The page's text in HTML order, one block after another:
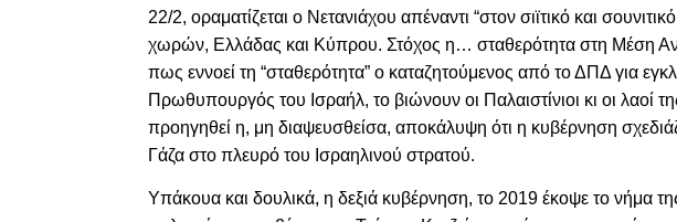
22/2, οραματίζεται ο Νετανιάχου απέναντι “στον σιϊτικό και
χωρών, Ελλάδας και Κύπρου. Στόχος η… σταθερότητα στη Μέση
πως εννοεί τη “σταθερότητα” ο καταζητούμενος από το ΔΠΔ για
Πρωθυπουργός του Ισραήλ, το βιώνουν οι Παλαιστίνιοι κι οι λαοί
προηγηθεί η, μη διαψευσθείσα, αποκάλυψη ότι η κυβέρνηση
Γάζα στο πλευρό του Ισραηλινού στρατού.
Υπάκουα και δουλικά, η δεξιά κυβέρνηση, το 2019 έκοψε το νήμα